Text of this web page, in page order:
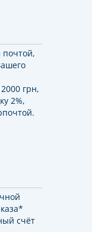
грн,
2%,
счёт